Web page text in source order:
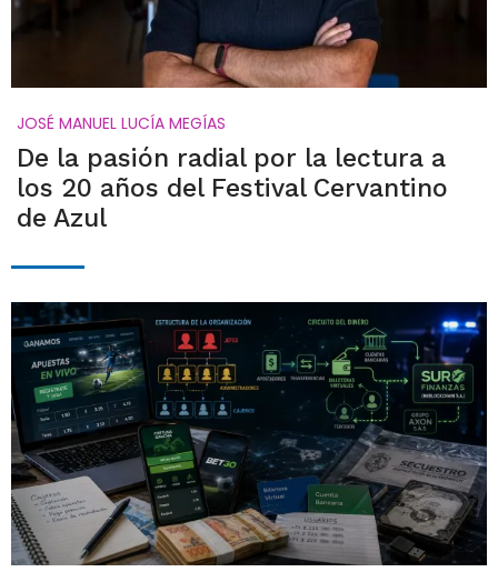
JOSÉ MANUEL LUCÍA MEGÍAS
De la pasión radial por la lectura a
los 20 años del Festival Cervantino
de Azul